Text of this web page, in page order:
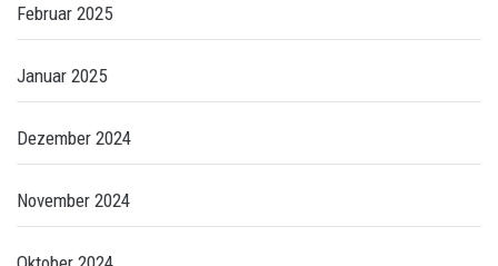
Februar 2025
Januar 2025
Dezember 2024
November 2024